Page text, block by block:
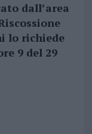
dall’area
lo richiede
9 del 29